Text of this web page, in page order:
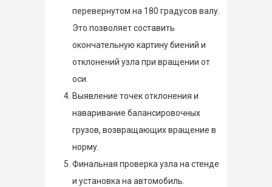
перевернутом на 180 градусов валу.
Это позволяет составить
окончательную картину биений и
отклонений узла при вращении от
оси.
Выявление точек отклонения и
наваривание балансировочных
грузов, возвращающих вращение в
норму.
Финальная проверка узла на стенде
и установка на автомобиль.